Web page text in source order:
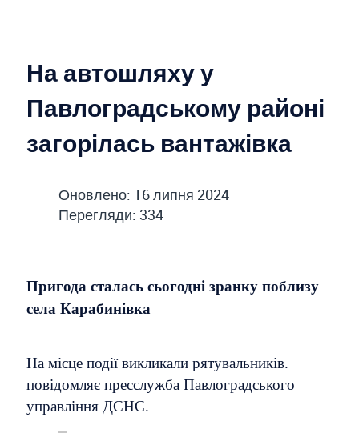
На автошляху у
Павлоградському районі
загорілась вантажівка
Оновлено: 16 липня 2024
Перегляди: 334
Пригода сталась сьогодні зранку поблизу
села Карабинівка
На місце події викликали рятувальників.
повідомляє пресслужба Павлоградського
управління ДСНС.